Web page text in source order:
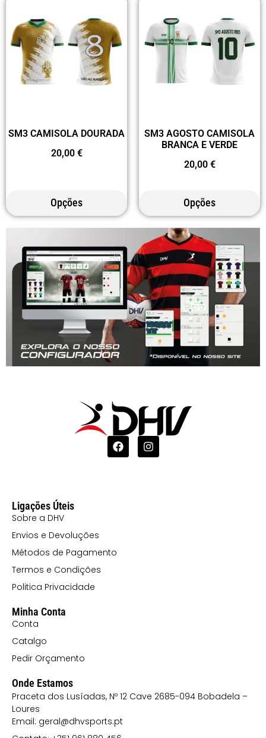
SM3 CAMISOLA DOURADA
20,00 €
Opções
SM3 AGOSTO CAMISOLA
BRANCA E VERDE
20,00 €
Opções
Ligações Úteis
Sobre a DHV
Envios e Devoluções
Métodos de Pagamento
Termos e Condições
Politica Privacidade
Minha Conta
Conta
Catalgo
Pedir Orçamento
Onde Estamos
Praceta dos Lusíadas, Nº 12 Cave 2685-094 Bobadela –
Loures
Email: geral@dhvsports.pt